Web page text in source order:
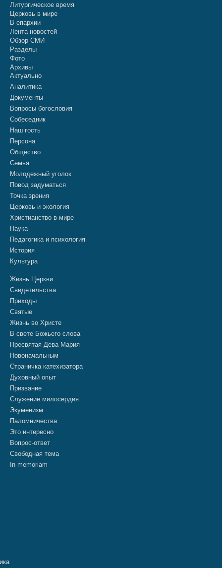
Литургическое время
Церковь в мире
В епархии
Лента новостей
Обзор СМИ
Разделы
Фото
Архивы
Актуально
Аналитика
Документы
Вопросы богословия
Собеседник
Наш гость
Персона
Общество
Семья
Молодежный уголок
Повод задуматься
Точка зрения
Церковь и экология
Христианство в мире
Наука
Педагогика и психология
История
Культура
Жизнь Церкви
Свидетельства
Приходы
Святые
Жизнь во Христе
В свете Божьего слова
Пресвятая Дева Мария
Новоначальным
Страничка катехизатора
Духовный опыт
Призвание
Служение милосердия
Экуменизм
Паломничества
Это интересно
Вопрос-ответ
Свободная тема
In memoriam